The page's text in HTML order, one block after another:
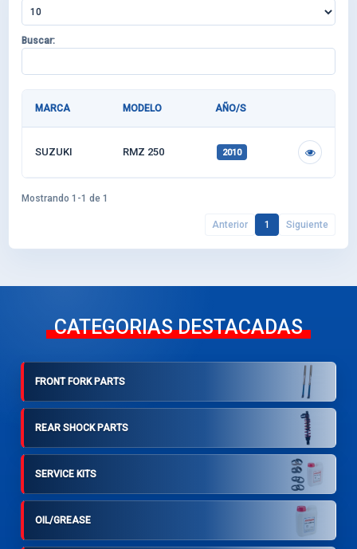
Buscar:
MARCA MODELO AÑO/S
SUZUKI RMZ 250 2010
Mostrando 1-1 de 1
Anterior 1 Siguiente
CATEGORIAS DESTACADAS
FRONT FORK PARTS
REAR SHOCK PARTS
SERVICE KITS
OIL/GREASE